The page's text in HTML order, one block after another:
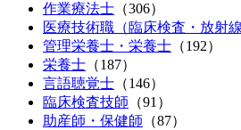
作業療法士 （306）
医療技術職（臨床検査・放射
管理栄養士・栄養士 （192）
栄養士 （187）
言語聴覚士 （146）
臨床検査技師 （91）
助産師・保健師 （87）